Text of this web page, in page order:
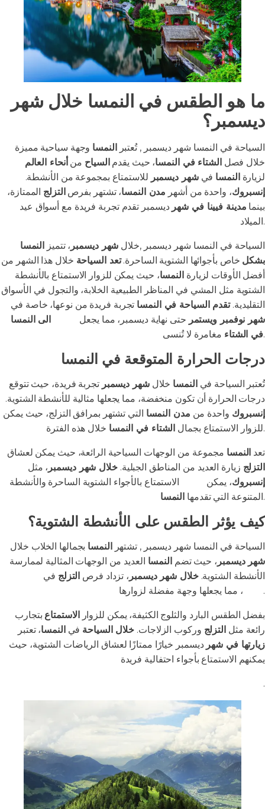
ما هو الطقس في النمسا خلال شهر
ديسمبر؟
السياحة في النمسا شهر ديسمبر , تُعتبر النمسا وجهة سياحية مميزة
خلال فصل الشتاء في النمسا، حيث يقدم السياح من أنحاء العالم
لزيارة النمسا فيشهر ديسمبر للاستمتاع بمجموعة من الأنشطة.
إنسبروك، واحدة من أشهر مدن النمسا، تشتهر بفرص التزلج الممتازة،
بينما مدينة فيينا في شهر ديسمبر تقدم تجربة فريدة مع أسواق عيد
الميلاد.
السياحة في النمسا شهر ديسمبر ,خلال شهر ديسمبر ، تتميز النمسا
بشكل خاص بأجوائها الشتوية الساحرة.تعد السياحة خلال هذا الشهر من
أفضل الأوقات لزيارة النمسا، حيث يمكن للزوار الاستمتاع بالأنشطة
الشتوية مثل المشي في المناظر الطبيعية الخلابة، والتجول في الأسواق
التقليدية.تقدم السياحة في النمسا تجربة فريدة من نوعها، خاصة في
شهر نوفمبر ويستمر حتى نهاية ديسمبر، مما يجعل
الى النمسا
في الشتاءمغامرة لا تُنسى.
درجات الحرارة المتوقعة في النمسا
تُعتبر السياحة في النمسا خلالشهر ديسمبر تجربة فريدة، حيث تتوقع
درجات الحرارة أن تكون منخفضة، مما يجعلها مثالية للأنشطة الشتوية.
إنسبروك واحدة من مدن النمسا التي تشتهر بمرافق التزلج، حيث يمكن
للزوار الاستمتاع بجمال الشتاء في النمسا خلال هذه الفترة.
تعد النمسا مجموعة من الوجهات السياحية الرائعة، حيث يمكن لعشاق
التزلج زيارة العديد من المناطق الجبلية.خلال شهر ديسمبر ، مثل
إنسبروك، يمكن
الاستمتاع بالأجواء الشتوية الساحرة والأنشطة
المتنوعة التي تقدمها النمسا .
كيف يؤثر الطقس على الأنشطة الشتوية؟
السياحة في النمسا شهر ديسمبر , تشتهر النمسا بجمالها الخلاب خلال
شهر ديسمبر ، حيث تضم النمسا العديد من الوجهات المثالية لممارسة
الأنشطة الشتوية.خلال شهر ديسمبر ، تزداد فرص التزلج في
، مما يجعلها وجهة مفضلة لزوارها.
بفضل الطقس البارد والثلوج الكثيفة، يمكن للزوار الاستمتاع بتجارب
رائعة مثل التزلج وركوب الزلاجات. خلال السياحة في النمسا، تعتبر
زيارتها في شهر ديسمبر خيارًا ممتازًا لعشاق الرياضات الشتوية، حيث
يمكنهم الاستمتاع بأجواء احتفالية فريدة
.